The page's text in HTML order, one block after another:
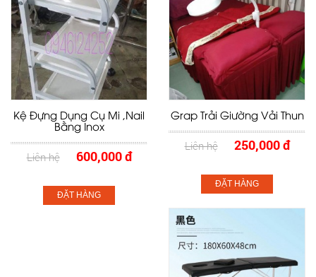
Kệ Đựng Dụng Cụ Mi ,nail
Bằng Inox
Liên hệ 600,000 đ
ĐẶT HÀNG
Grap Trải Giường Vải Thun
Liên hệ 250,000 đ
ĐẶT HÀNG